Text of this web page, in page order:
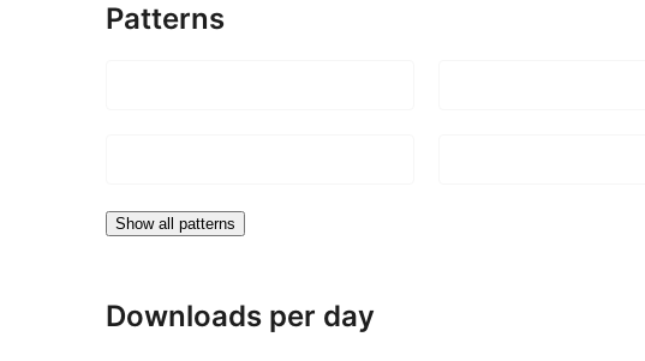
Patterns
Show all patterns
Downloads per day